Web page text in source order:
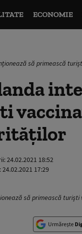
ECONOMIE
să primească
24.02.2021 18:52
24.02.2021 17:29
să primească
Urmărește